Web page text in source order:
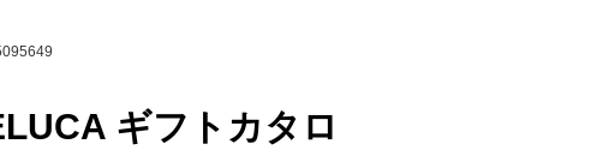
以下
22,000円
ギフトカタロ